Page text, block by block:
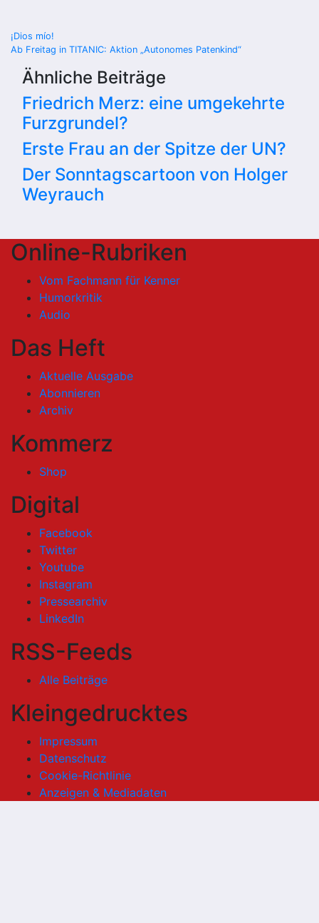
Beitragsnavigation
¡Dios mío!
Ab Freitag in TITANIC: Aktion „Autonomes Patenkind“
Ähnliche Beiträge
Friedrich Merz: eine umgekehrte
Furzgrundel?
Erste Frau an der Spitze der UN?
Der Sonntagscartoon von Holger
Weyrauch
Online-Rubriken
Vom Fachmann für Kenner
Humorkritik
Audio
Das Heft
Aktuelle Ausgabe
Abonnieren
Archiv
Kommerz
Shop
Digital
Facebook
Twitter
Youtube
Instagram
Pressearchiv
LinkedIn
RSS-Feeds
Alle Beiträge
Kleingedrucktes
Impressum
Datenschutz
Cookie-Richtlinie
Anzeigen & Mediadaten